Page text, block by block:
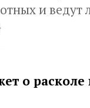
и ведут
о расколе